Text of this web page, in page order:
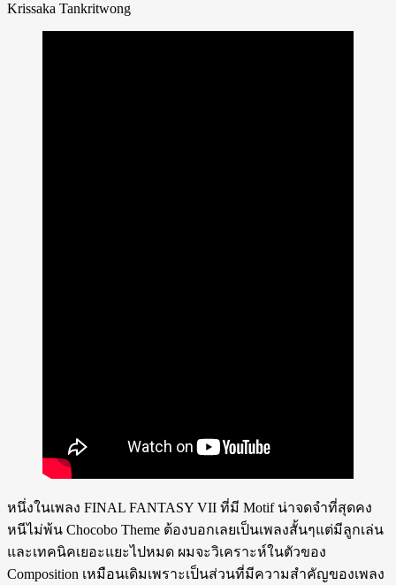
Krissaka Tankritwong
หนึ่งในเพลง FINAL FANTASY VII ที่มี Motif น่าจดจำที่สุดคง
หนีไม่พ้น Chocobo Theme ต้องบอกเลยเป็นเพลงสั้นๆแต่มีลูกเล่น
และเทคนิคเยอะแยะไปหมด ผมจะวิเคราะห์ในตัวของ
Composition เหมือนเดิมเพราะเป็นส่วนที่มีความสำคัญของเพลง